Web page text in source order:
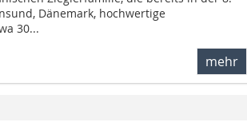
Dänemark, hochwertige
30...
mehr